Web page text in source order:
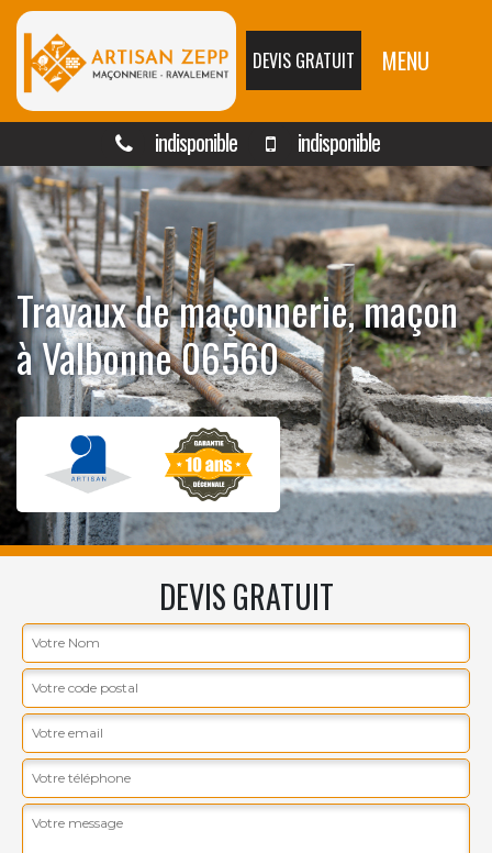
DEVIS GRATUIT MENU
indisponible indisponible
Travaux de maçonnerie, maçon
à Valbonne 06560
DEVIS GRATUIT